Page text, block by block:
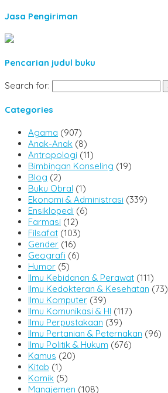
Jasa Pengiriman
Pencarian judul buku
Search for:
Categories
Agama (907)
Anak-Anak (8)
Antropologi (11)
Bimbingan Konseling (19)
Blog (2)
Buku Obral (1)
Ekonomi & Administrasi (339)
Ensiklopedi (6)
Farmasi (12)
Filsafat (103)
Gender (16)
Geografi (6)
Humor (5)
Ilmu Kebidanan & Perawat (111)
Ilmu Kedokteran & Kesehatan (73)
Ilmu Komputer (39)
Ilmu Komunikasi & HI (117)
Ilmu Perpustakaan (39)
Ilmu Pertanian & Peternakan (96)
Ilmu Politik & Hukum (676)
Kamus (20)
Kitab (1)
Komik (5)
Manajemen (108)